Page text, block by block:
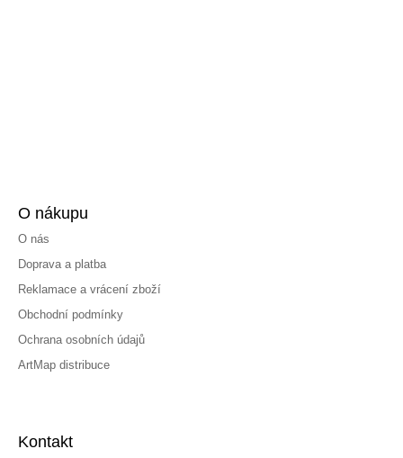
O nákupu
O nás
Doprava a platba
Reklamace a vrácení zboží
Obchodní podmínky
Ochrana osobních údajů
ArtMap distribuce
Kontakt